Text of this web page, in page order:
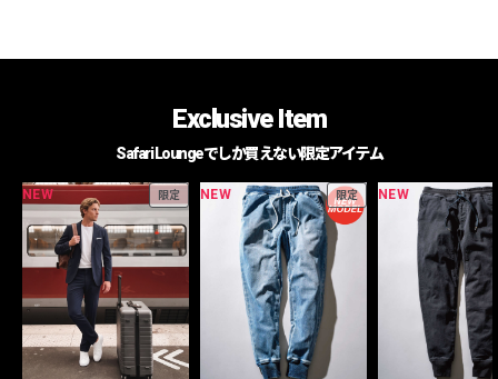
Exclusive Item
Safari Loungeでしか買えない限定アイテム
NEW 限定 NEW 限定 NEW